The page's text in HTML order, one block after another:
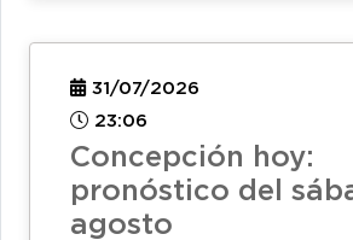
31/07/2026
23:06
Concepción hoy:
pronóstico del
agosto